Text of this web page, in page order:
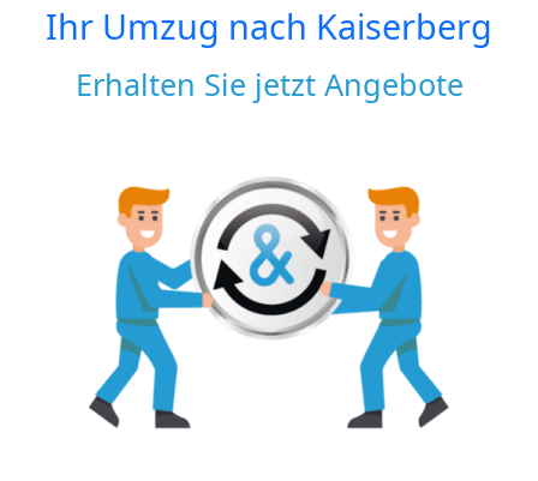
Ihr Umzug nach Kaiserberg
Erhalten Sie jetzt Angebote